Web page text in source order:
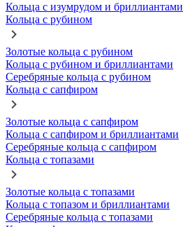
Кольца с изумрудом и бриллиантами
Кольца с рубином
Золотые кольца с рубином
Кольца с рубином и бриллиантами
Серебряные кольца с рубином
Кольца с сапфиром
Золотые кольца с сапфиром
Кольца с сапфиром и бриллиантами
Серебряные кольца с сапфиром
Кольца с топазами
Золотые кольца с топазами
Кольца с топазом и бриллиантами
Серебряные кольца с топазами